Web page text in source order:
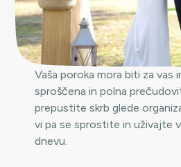
Vaša poroka mora biti za vas
sproščena in polna
prepustite skrb glede
vi pa se sprostite in uživajte
dnevu.